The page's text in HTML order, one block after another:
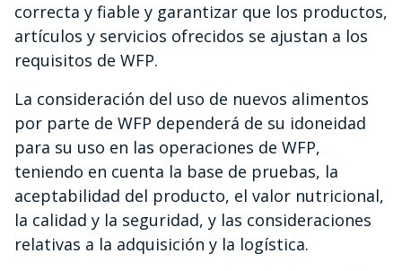
correcta y fiable y garantizar que los productos,
artículos y servicios ofrecidos se ajustan a los
requisitos de WFP.
La consideración del uso de nuevos alimentos
por parte de WFP dependerá de su idoneidad
para su uso en las operaciones de WFP,
teniendo en cuenta la base de pruebas, la
aceptabilidad del producto, el valor nutricional,
la calidad y la seguridad, y las consideraciones
relativas a la adquisición y la logística.